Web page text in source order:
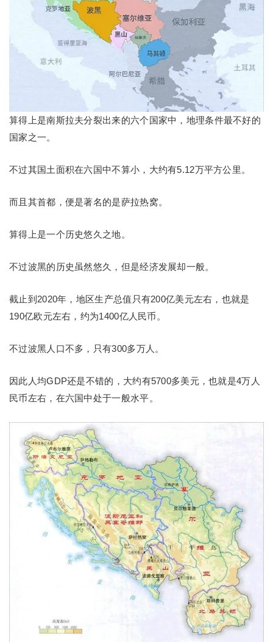
算得上是南斯拉夫分裂出来的六个国家中，地理条件最不好的
国家之一。
不过其国土面积在六国中不算小，大约有5.12万平方公里。
而且其首都，便是著名的是萨拉热窝。
算得上是一个历史悠久之地。
不过波黑的历史虽然悠久，但是经济发展却一般。
截止到2020年，地区生产总值只有200亿美元左右，也就是
190亿欧元左右，约为1400亿人民币。
不过波黑人口不多，只有300多万人。
因此人均GDP还是不错的，大约有5700多美元，也就是4万人
民币左右，在六国中处于一般水平。